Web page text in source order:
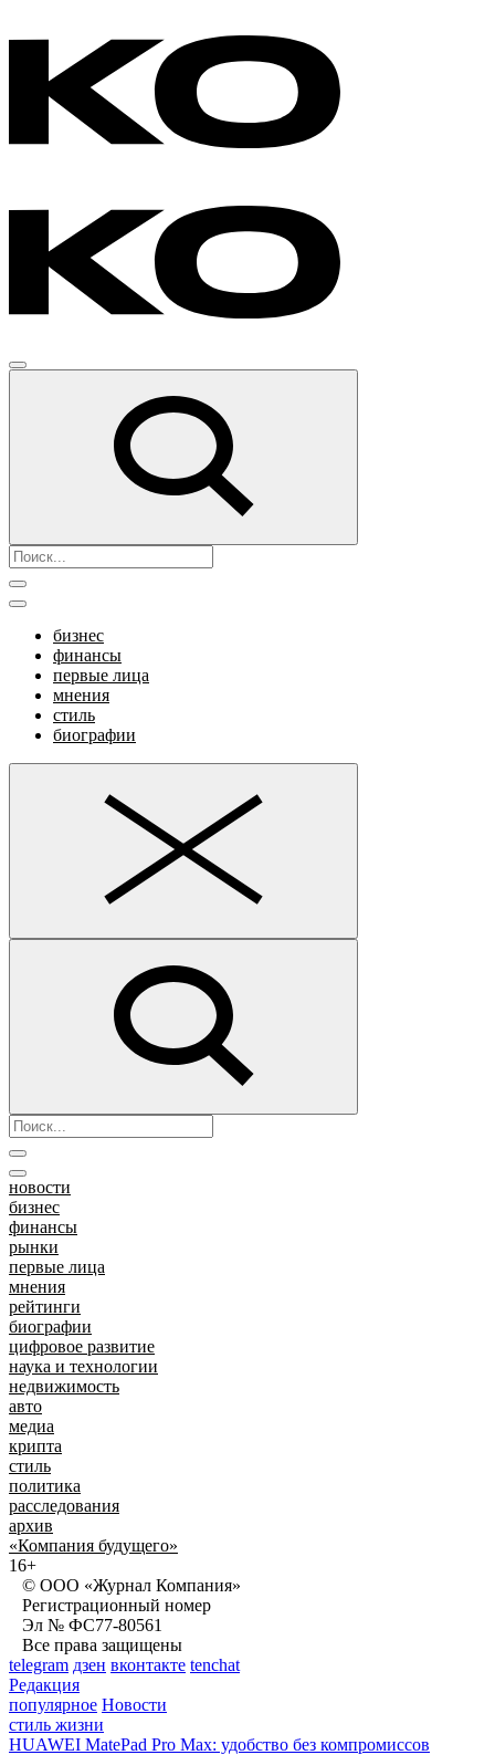
бизнес
финансы
первые лица
мнения
стиль
биографии
новости
бизнес
финансы
рынки
первые лица
мнения
рейтинги
биографии
цифровое развитие
наука и технологии
недвижимость
авто
медиа
крипта
стиль
политика
расследования
архив
«Компания будущего»
16+
© ООО «Журнал Компания»
Регистрационный номер
Эл № ФС77-80561
Все права защищены
telegram дзен вконтакте tenchat
Редакция
популярное Новости
стиль жизни
HUAWEI MatePad Pro Max: удобство без компромиссов